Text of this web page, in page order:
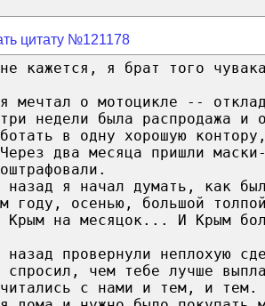
цитату №121178
кажется, я брат того
мечтал о мотоцикле --
недели была распродажа и
в одну хорошую
два месяца пришли
назад я начал думать, как
году, осенью, большой
Крым на месяцок... И Крым
провернули неплохую
чем тебе лучше
с нами и тем, и